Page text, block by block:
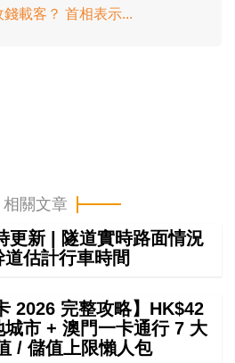
載客？ 首相表示...
相關文章
更新 | 隧道實時路面情況
估計行車時間
2026 完整攻略】HK$42
城市 + 澳門一卡通行 7 大
/ 儲值上限懶人包